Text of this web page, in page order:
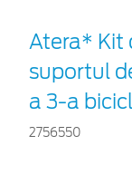
Atera* Kit
suportul
a 3-a
2756550